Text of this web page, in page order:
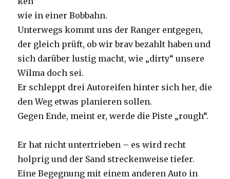
wie in einer Bobbahn.
Unterwegs kommt uns der Ranger entgegen,
der gleich prüft, ob wir brav bezahlt haben und
sich darüber lustig macht, wie „dirty“ unsere
Wilma doch sei.
Er schleppt drei Autoreifen hinter sich her, die
den Weg etwas planieren sollen.
Gegen Ende, meint er, werde die Piste „rough“.
Er hat nicht untertrieben – es wird recht
holprig und der Sand streckenweise tiefer.
Eine Begegnung mit einem anderen Auto in